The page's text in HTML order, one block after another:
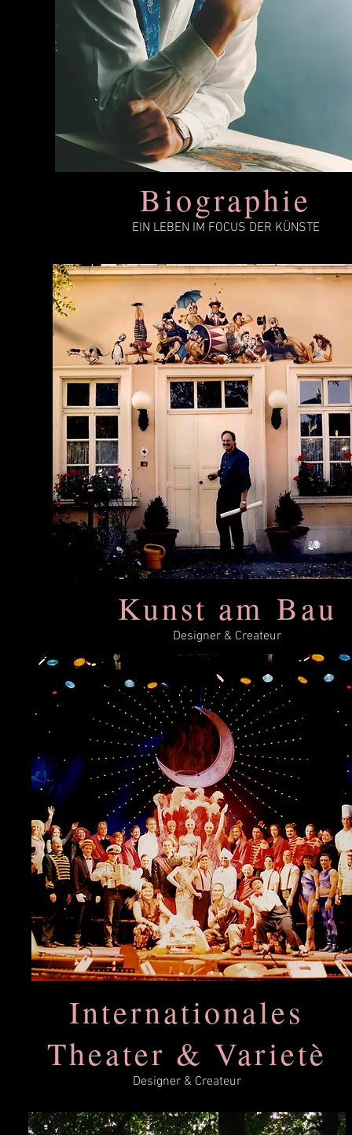
Biographie
EIN LEBEN IM FOCUS DER KÜNSTE
Kunst am Bau
Designer & Createur
Internationales
Theater & Varietè
Designer & Createur